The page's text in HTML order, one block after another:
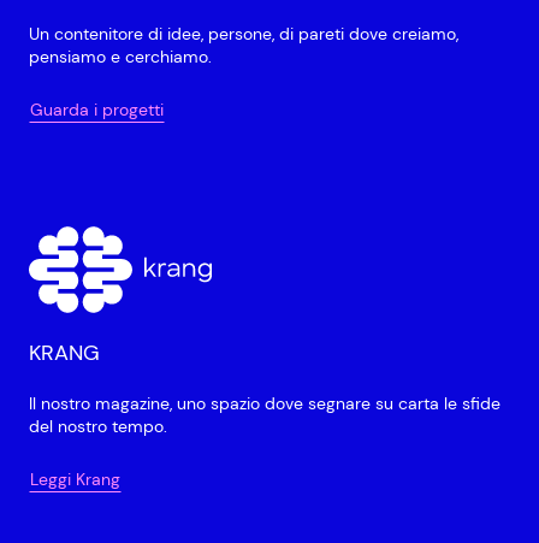
Un contenitore di idee, persone, di pareti dove creiamo,
pensiamo e cerchiamo.
Guarda i progetti
KRANG
Il nostro magazine, uno spazio dove segnare su carta le sfide
del nostro tempo.
Leggi Krang